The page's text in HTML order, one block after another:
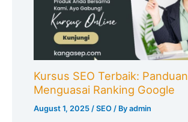
Kursus SEO Terbaik: Panduan
Menguasai Ranking Google
August 1, 2025 /SEO / Byadmin